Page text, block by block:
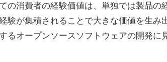
の消費者の経験価値は、単独では製品の
験が集積されることで大きな価値を生み
るオープンソースソフトウェアの開発に